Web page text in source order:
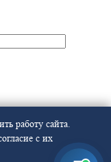
работу сайта.
с их